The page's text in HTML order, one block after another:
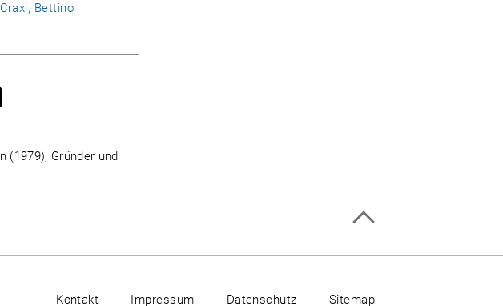
Craxi, Bettino
(1979), Gründer und
Kontakt Impressum Datenschutz Sitemap